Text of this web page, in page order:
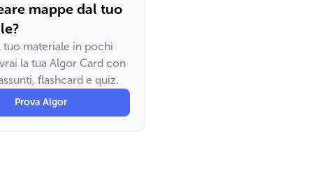
mappe dal tuo
tuo materiale in pochi
la tua Algor Card con
flashcard e quiz.
Prova Algor